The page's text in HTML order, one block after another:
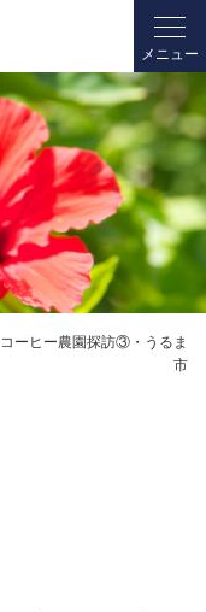
コーヒー農園探訪③・うるま
市